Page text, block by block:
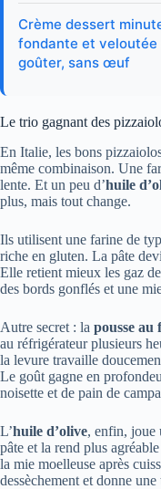
Crème dessert
fondante et
goûter, sans œuf
Le trio gagnant des
En Italie, les bons
même combinaison. Une
lente. Et un peu d’huile
plus, mais tout change.
Ils utilisent une farine de
riche en gluten. La pâte
Elle retient mieux les gaz
des bords gonflés et une
Autre secret : la pousse au
au réfrigérateur plusieurs
la levure travaille
Le goût gagne en
noisette et de pain de
L’huile d’olive, enfin, joue
pâte et la rend plus
la mie moelleuse après
dessèchement et donne